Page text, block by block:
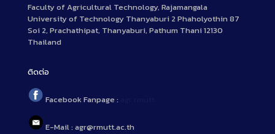
Faculty of Agricultural Technology, Rajamangala
University of Technology Thanyaburi 2 Phaholyothin 87
Soi 2, Prachathipat, Thanyaburi, Pathum Thani 12130
Thailand
ติดต่อ
Facebook Fanpage :
E-Mail : agr@rmutt.ac.th